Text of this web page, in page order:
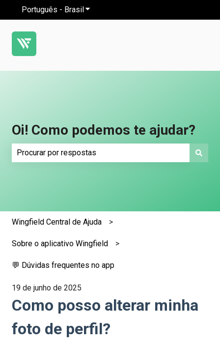
Português - BrasilMostrar submenu para traduções
Oi! Como podemos te ajudar?
Wingfield Central de Ajuda
Sobre o aplicativo Wingfield
💬 Dúvidas frequentes no app
19 de junho de 2025
Como posso alterar minha
foto de perfil?